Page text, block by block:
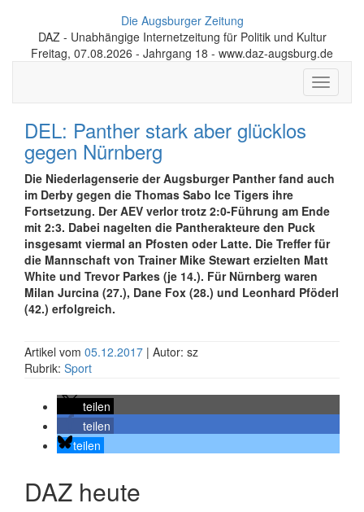
Die Augsburger Zeitung
DAZ - Unabhängige Internetzeitung für Politik und Kultur
Freitag, 07.08.2026 - Jahrgang 18 - www.daz-augsburg.de
Toggle
DEL: Panther stark aber glücklos
gegen Nürnberg
Die Niederlagenserie der Augsburger Panther fand auch
im Derby gegen die Thomas Sabo Ice Tigers ihre
Fortsetzung. Der AEV verlor trotz 2:0-Führung am Ende
mit 2:3. Dabei nagelten die Pantherakteure den Puck
insgesamt viermal an Pfosten oder Latte. Die Treffer für
die Mannschaft von Trainer Mike Stewart erzielten Matt
White und Trevor Parkes (je 14.). Für Nürnberg waren
Milan Jurcina (27.), Dane Fox (28.) und Leonhard Pföderl
(42.) erfolgreich.
Artikel vom 05.12.2017 | Autor: sz
Rubrik: Sport
teilen
teilen
teilen
DAZ heute